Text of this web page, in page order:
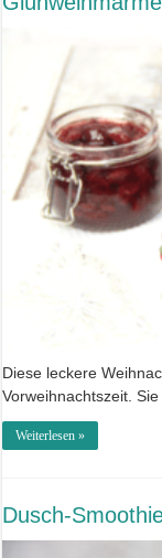
Diese leckere
Vorweihnachtszeit.
Weiterlesen »
Dusch-